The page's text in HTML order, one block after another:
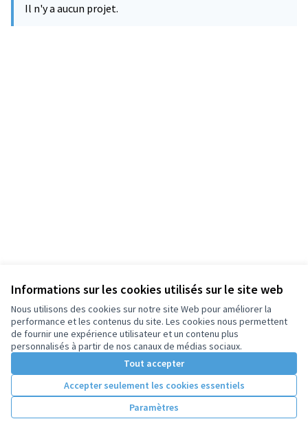
Informations sur les cookies utilisés sur le site web
Nous utilisons des cookies sur notre site Web pour améliorer la
performance et les contenus du site. Les cookies nous permettent
de fournir une expérience utilisateur et un contenu plus
personnalisés à partir de nos canaux de médias sociaux.
Tout accepter
Accepter seulement les cookies essentiels
Paramètres
Il n'y a aucun projet.